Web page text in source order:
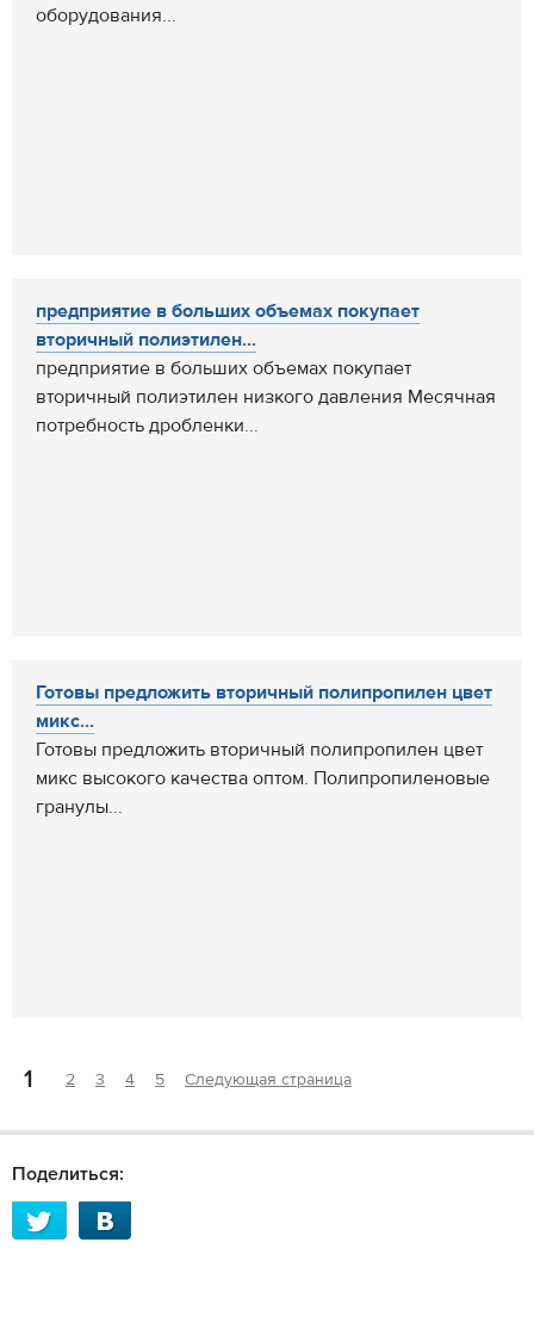
оборудования...
предприятие в больших объемах покупает
вторичный полиэтилен...
предприятие в больших объемах покупает
вторичный полиэтилен низкого давления Месячная
потребность дробленки...
Готовы предложить вторичный полипропилен цвет
микс...
Готовы предложить вторичный полипропилен цвет
микс высокого качества оптом. Полипропиленовые
гранулы...
1 2 3 4 5 Следующая страница
Поделиться: